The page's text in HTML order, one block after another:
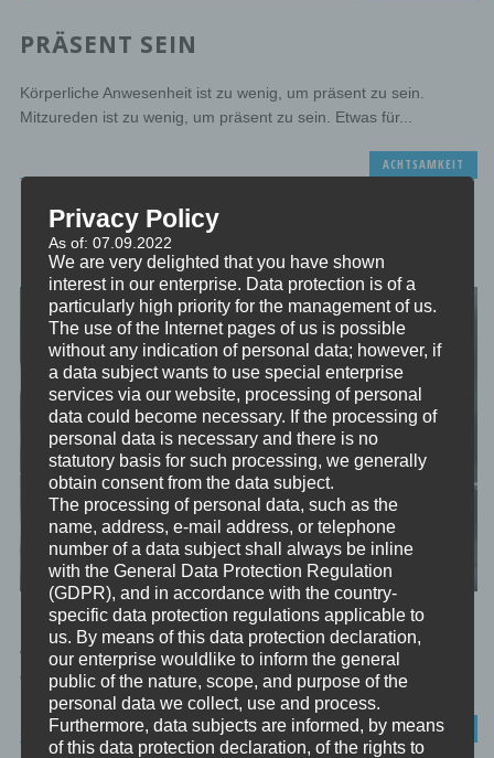
PRÄSENT SEIN
Körperliche Anwesenheit ist zu wenig, um präsent zu sein.
Mitzureden ist zu wenig, um präsent zu sein. Etwas für...
ACHTSAMKEIT
SELBSTBESTIMMUNG UND
EIGENVERANTWORTUNG
Immer wieder tauchen in meinen Beiträgen, in meinen
Workshops und in Coachings bei mir die Begriffe
“Selbstbestimmung und Eigenverantwortung”...
ACHTSAMKEIT
Privacy Policy
As of: 07.09.2022
We are very delighted that you have shown
interest in our enterprise. Data protection is of a
particularly high priority for the management of us.
The use of the Internet pages of us is possible
without any indication of personal data; however, if
a data subject wants to use special enterprise
services via our website, processing of personal
data could become necessary. If the processing of
personal data is necessary and there is no
statutory basis for such processing, we generally
obtain consent from the data subject.
The processing of personal data, such as the
name, address, e-mail address, or telephone
number of a data subject shall always be inline
with the General Data Protection Regulation
(GDPR), and in accordance with the country-
specific data protection regulations applicable to
us. By means of this data protection declaration,
our enterprise wouldlike to inform the general
public of the nature, scope, and purpose of the
personal data we collect, use and process.
Furthermore, data subjects are informed, by means
of this data protection declaration, of the rights to